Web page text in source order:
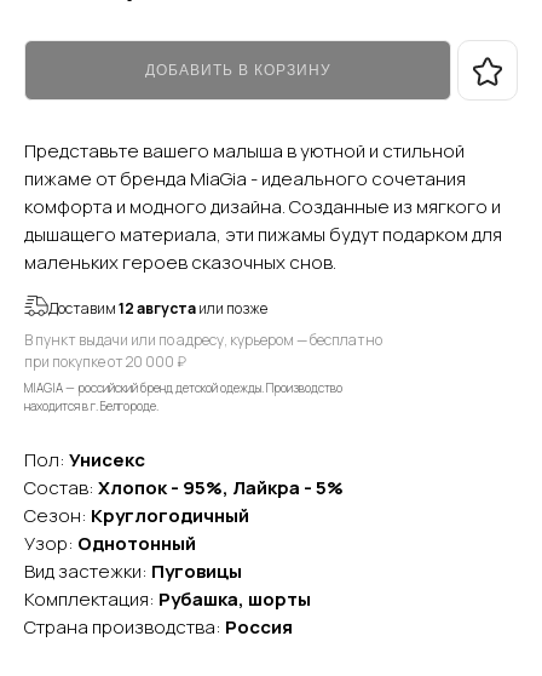
ДОБАВИТЬ В КОРЗИНУ
Представьте вашего малыша в уютной и стильной
пижаме от бренда MiaGia - идеального сочетания
комфорта и модного дизайна. Созданные из мягкого и
дышащего материала, эти пижамы будут подарком для
маленьких героев сказочных снов.
Доставим12 августаили позже
В пункт выдачи или по адресу, курьером — бесплатно
при покупке от 20 000 ₽
MIAGIA — российский бренд детской одежды. Производство
находится в г. Белгороде.
Пол: Унисекс
Состав: Хлопок - 95%, Лайкра - 5%
Сезон: Круглогодичный
Узор: Однотонный
Вид застежки: Пуговицы
Комплектация: Рубашка, шорты
Страна производства: Россия